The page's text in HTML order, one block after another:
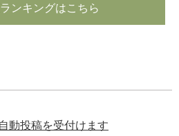
ンキングはこちら
動投稿を受付けます